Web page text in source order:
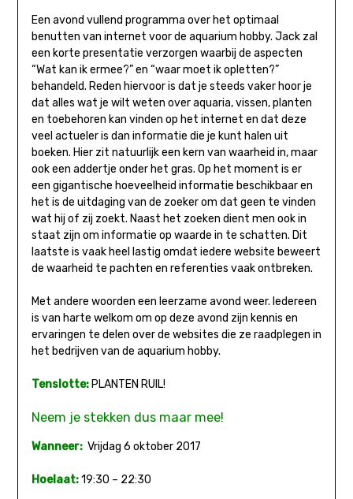
Een avond vullend programma over het optimaal
benutten van internet voor de aquarium hobby. Jack zal
een korte presentatie verzorgen waarbij de aspecten
“Wat kan ik ermee?” en “waar moet ik opletten?”
behandeld. Reden hiervoor is dat je steeds vaker hoor je
dat alles wat je wilt weten over aquaria, vissen, planten
en toebehoren kan vinden op het internet en dat deze
veel actueler is dan informatie die je kunt halen uit
boeken. Hier zit natuurlijk een kern van waarheid in, maar
ook een addertje onder het gras. Op het moment is er
een gigantische hoeveelheid informatie beschikbaar en
het is de uitdaging van de zoeker om dat geen te vinden
wat hij of zij zoekt. Naast het zoeken dient men ook in
staat zijn om informatie op waarde in te schatten. Dit
laatste is vaak heel lastig omdat iedere website beweert
de waarheid te pachten en referenties vaak ontbreken.
Met andere woorden een leerzame avond weer. Iedereen
is van harte welkom om op deze avond zijn kennis en
ervaringen te delen over de websites die ze raadplegen in
het bedrijven van de aquarium hobby.
Tenslotte:PLANTEN RUIL!
Neem je stekken dus maar mee!
Wanneer:Vrijdag 6 oktober 2017
Hoelaat: 19:30 – 22:30